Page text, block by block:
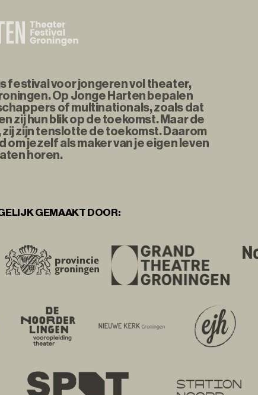
festival voor jongeren vol theater,
Op Jonge Harten bepalen
of multinationals, zoals dat
zij hun blik op de toekomst. Maar de
zijn tenslotte de toekomst. Daarom
jezelf als maker van je eigen leven
horen.
GEMAAKT DOOR: